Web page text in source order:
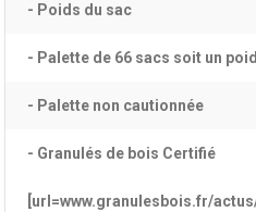
- Poids du sac
- Palette de 66 sacs soit un
- Palette non cautionnée
- Granulés de bois Certifié
[url=www.granulesbois.fr/